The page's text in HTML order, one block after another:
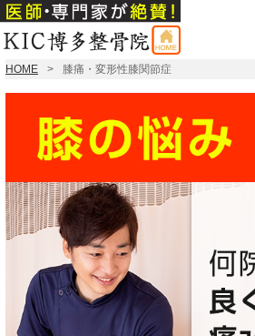
HOME 膝痛・変形性膝関節症